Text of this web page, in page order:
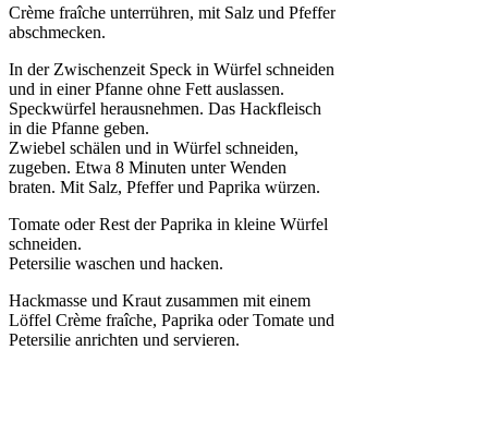
Crème fraîche unterrühren, mit Salz und Pfeffer
abschmecken.
In der Zwischenzeit Speck in Würfel schneiden
und in einer Pfanne ohne Fett auslassen.
Speckwürfel herausnehmen. Das Hackfleisch
in die Pfanne geben.
Zwiebel schälen und in Würfel schneiden,
zugeben. Etwa 8 Minuten unter Wenden
braten. Mit Salz, Pfeffer und Paprika würzen.
Tomate oder Rest der Paprika in kleine Würfel
schneiden.
Petersilie waschen und hacken.
Hackmasse und Kraut zusammen mit einem
Löffel Crème fraîche, Paprika oder Tomate und
Petersilie anrichten und servieren.